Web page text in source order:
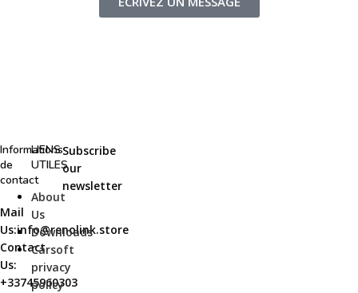
Informations
de
contact
Mail
Us:info@renolink.store
Contact
Us:
+33745960303
LIENS
UTILES
About
Us
Downloads
Carsoft
privacy
policy
Subscribe
our
newsletter